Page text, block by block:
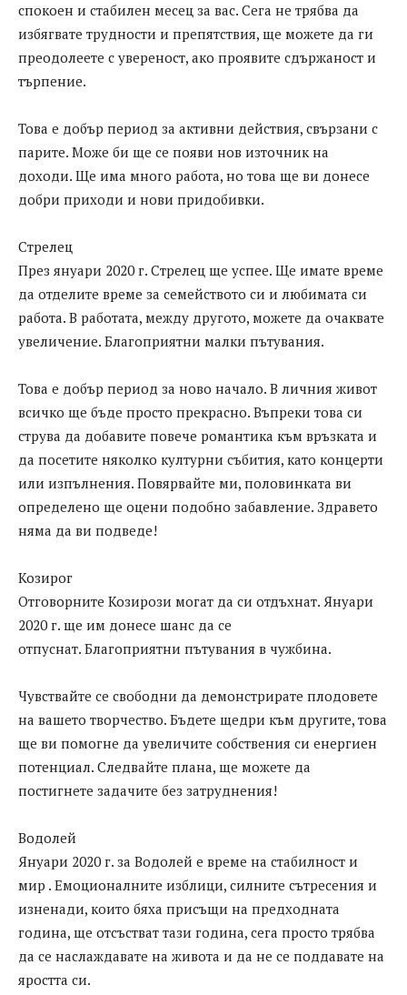
спокоен и стабилен месец за вас. Сега не трябва да
избягвате трудности и препятствия, ще можете да ги
преодолеете с увереност, ако проявите сдържаност и
търпение.
Това е добър период за активни действия, свързани с
парите. Може би ще се появи нов източник на
доходи. Ще има много работа, но това ще ви донесе
добри приходи и нови придобивки.
Стрелец
През януари 2020 г. Стрелец ще успее. Ще имате време
да отделите време за семейството си и любимата си
работа. В работата, между другото, можете да очаквате
увеличение. Благоприятни малки пътувания.
Това е добър период за ново начало. В личния живот
всичко ще бъде просто прекрасно. Въпреки това си
струва да добавите повече романтика към връзката и
да посетите няколко културни събития, като концерти
или изпълнения. Повярвайте ми, половинката ви
определено ще оцени подобно забавление. Здравето
няма да ви подведе!
Козирог
Отговорните Козирози могат да си отдъхнат. Януари
2020 г. ще им донесе шанс да се
отпуснат. Благоприятни пътувания в чужбина.
Чувствайте се свободни да демонстрирате плодовете
на вашето творчество. Бъдете щедри към другите, това
ще ви помогне да увеличите собствения си енергиен
потенциал. Следвайте плана, ще можете да
постигнете задачите без затруднения!
Водолей
Януари 2020 г. за Водолей е време на стабилност и
мир . Емоционалните изблици, силните сътресения и
изненади, които бяха присъщи на предходната
година, ще отсъстват тази година, сега просто трябва
да се наслаждавате на живота и да не се поддавате на
яростта си.